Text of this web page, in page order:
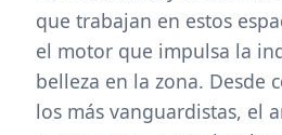
que trabajan en estos
el motor que impulsa la
belleza en la zona. Desde
los más vanguardistas, el